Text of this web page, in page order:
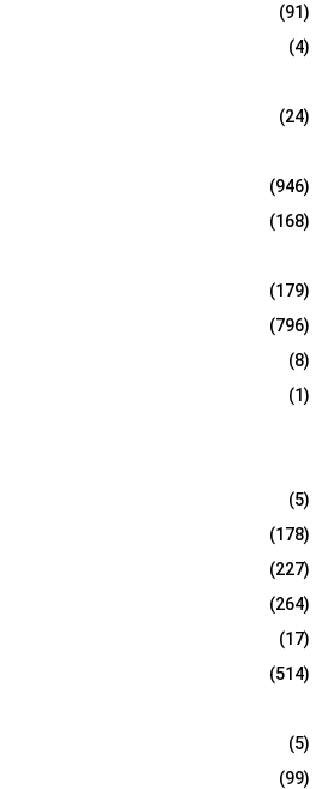
R
C
H
(91)
(4)
(24)
(946)
(168)
(179)
(796)
(8)
(1)
(5)
(178)
(227)
(264)
(17)
(514)
(5)
(99)